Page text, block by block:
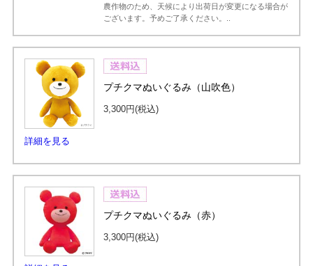
農作物のため、天候により出荷日が変更になる場合が
ございます。予めご了承ください。..
詳細を見る
プチクマぬいぐるみ（山吹色）
3,300円(税込)
プチクマぬいぐるみ（赤）
3,300円(税込)